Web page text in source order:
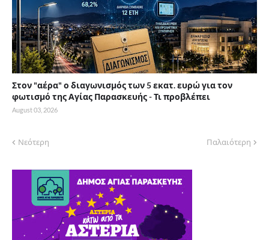
Στον "αέρα" ο διαγωνισμός των 5 εκατ. ευρώ για τον
φωτισμό της Αγίας Παρασκευής - Τι προβλέπει
August 03, 2026
Νεότερη Παλαιότερη